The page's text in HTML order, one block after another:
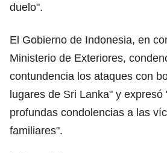
duelo".
El Gobierno de Indonesia, en
Ministerio de Exteriores,
contundencia los ataques con
lugares de Sri Lanka" y expresó
profundas condolencias a las
familiares".